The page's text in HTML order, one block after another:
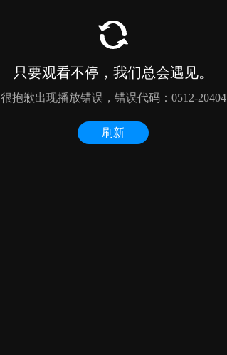
只要观看不停，我们总会遇见。
很抱歉出现播放错误，错误代码：0512-20404
刷新